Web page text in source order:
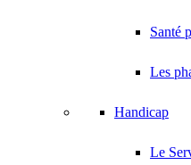
Santé
Les
Handicap
Le